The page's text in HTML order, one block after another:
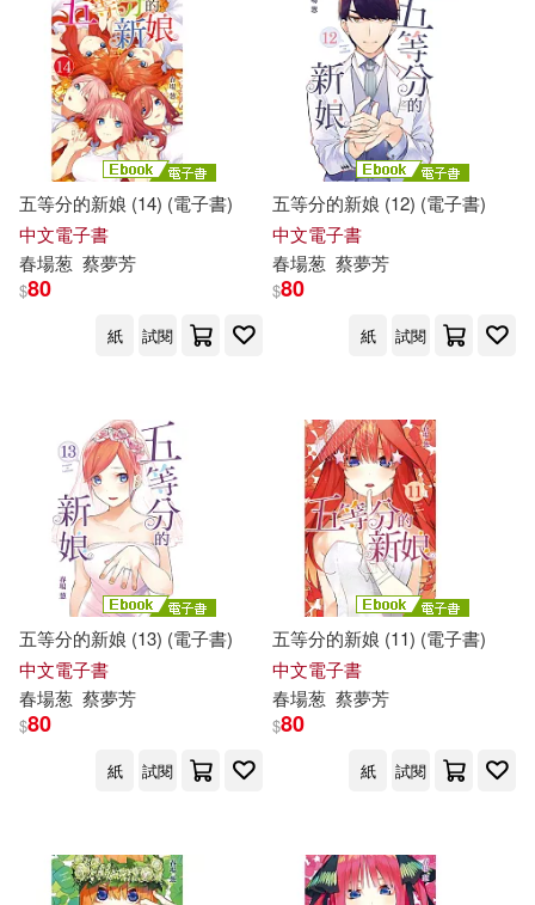
五等分的新娘 (14) (電子書)
中文電子書
春場葱 蔡夢芳
$80
紙 試閱
五等分的新娘 (12) (電子書)
中文電子書
春場葱 蔡夢芳
$80
紙 試閱
五等分的新娘 (13) (電子書)
中文電子書
春場葱 蔡夢芳
$80
紙 試閱
五等分的新娘 (11) (電子書)
中文電子書
春場葱 蔡夢芳
$80
紙 試閱